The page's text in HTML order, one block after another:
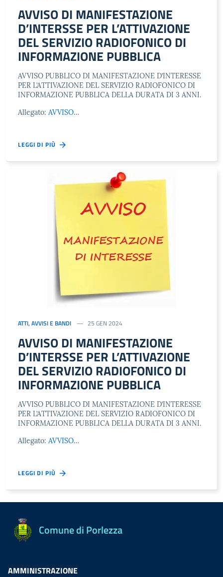
AVVISO DI MANIFESTAZIONE
D’INTERSSE PER L’ATTIVAZIONE
DEL SERVIZIO RADIOFONICO DI
INFORMAZIONE PUBBLICA
AVVISO PUBBLICO DI MANIFESTAZIONE D’INTERESSE
PER L’ATTIVAZIONE DEL SERVIZIO RADIOFONICO DI
INFORMAZIONE PUBBLICA DELLA DURATA DI 3 ANNI.
Allegato: AVVISO…
LEGGI DI PIÙ
ATTI, AVVISI E BANDI 25 GEN 2024
AVVISO DI MANIFESTAZIONE
D’INTERSSE PER L’ATTIVAZIONE
DEL SERVIZIO RADIOFONICO DI
INFORMAZIONE PUBBLICA
AVVISO PUBBLICO DI MANIFESTAZIONE D’INTERESSE
PER L’ATTIVAZIONE DEL SERVIZIO RADIOFONICO DI
INFORMAZIONE PUBBLICA DELLA DURATA DI 3 ANNI.
Allegato: AVVISO…
LEGGI DI PIÙ
Comune di Porlezza
AMMINISTRAZIONE